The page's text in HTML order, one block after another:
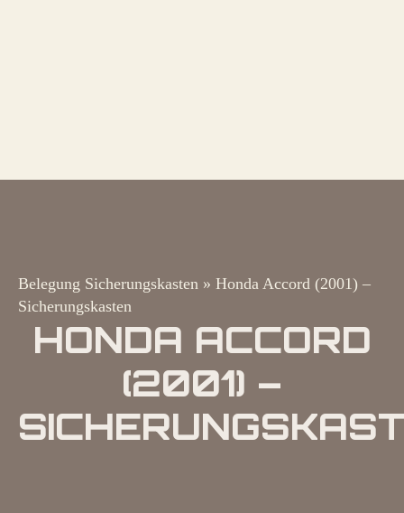
Belegung Sicherungskasten » Honda Accord (2001) –
Sicherungskasten
HONDA ACCORD
(2001) –